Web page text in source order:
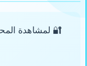
🔐 لمشاهدة